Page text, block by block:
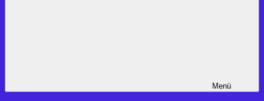
Menü